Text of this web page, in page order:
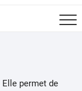
Elle permet de